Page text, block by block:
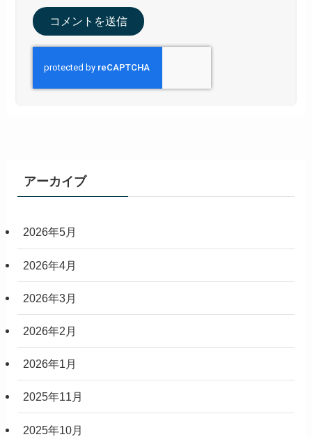
アーカイブ
2026年5月
2026年4月
2026年3月
2026年2月
2026年1月
2025年11月
2025年10月